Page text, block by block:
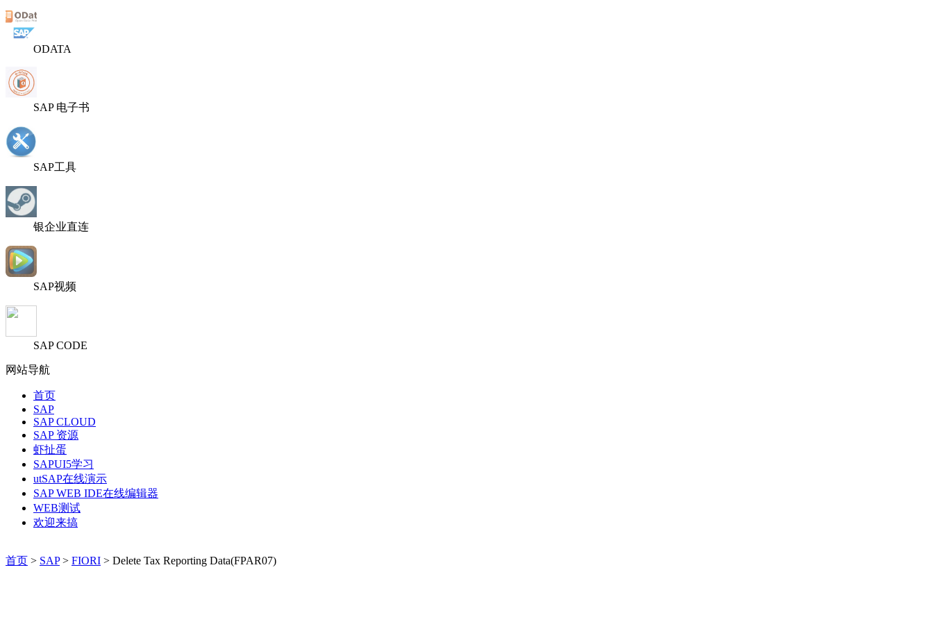
ODATA
SAP 电子书
SAP工具
银企业直连
SAP视频
SAP CODE
网站导航
首页
SAP
SAP CLOUD
SAP 资源
虾扯蛋
SAPUI5学习
utSAP在线演示
SAP WEB IDE在线编辑器
WEB测试
欢迎来搞
首页 > SAP> FIORI > Delete Tax Reporting Data(FPAR07)